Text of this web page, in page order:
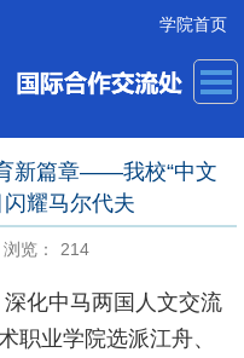
学院首页
新篇章——我校“中文
耀马尔代夫
浏览： 214
化中马两国人文交流
职业学院选派江舟、